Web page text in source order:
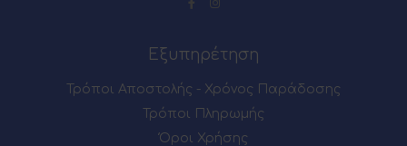
Εξυπηρέτηση
Τρόποι Αποστολής - Χρόνος Παράδοσης
Τρόποι Πληρωμής
Όροι Χρήσης